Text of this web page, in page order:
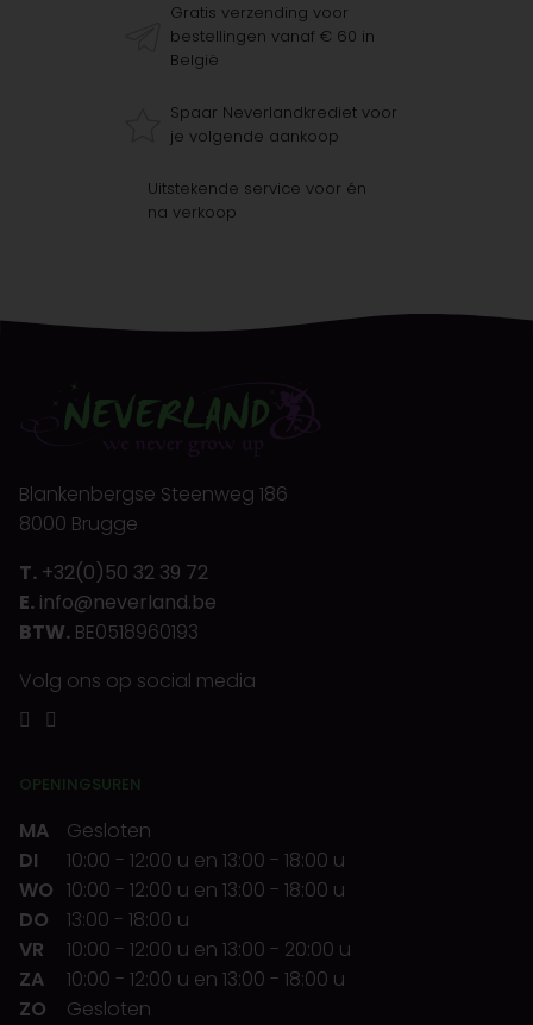
Gratis verzending voor
bestellingen vanaf € 60 in
België
Spaar Neverlandkrediet voor
je volgende aankoop
Uitstekende service voor én
na verkoop
Blankenbergse Steenweg 186
8000 Brugge
T. +32(0)50 32 39 72
E. info@neverland.be
BTW. BE0518960193
Volg ons op social media
OPENINGSUREN
MA
Gesloten
DI
10:00 - 12:00 u en 13:00 - 18:00 u
WO 10:00 - 12:00 u en 13:00 - 18:00 u
DO
13:00 - 18:00 u
VR
10:00 - 12:00 u en 13:00 - 20:00 u
ZA
10:00 - 12:00 u en 13:00 - 18:00 u
ZO
Gesloten